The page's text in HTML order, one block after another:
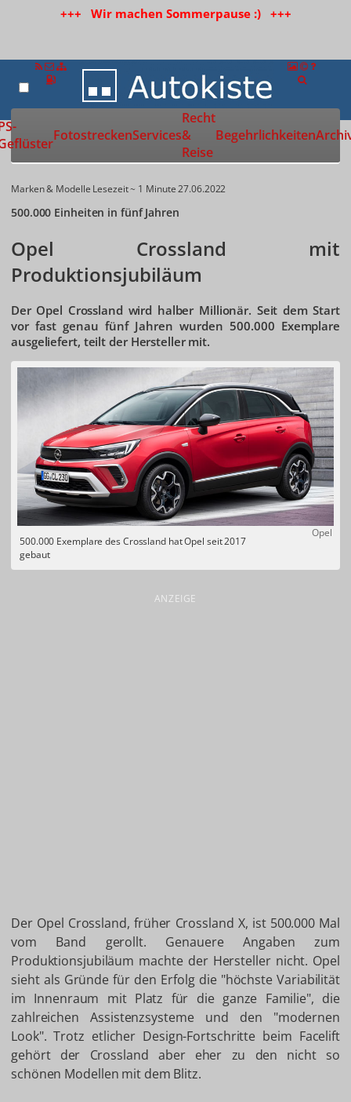
+++ Wir machen Sommerpause :) +++
Zur Startseite
FotostreckenServices
Recht
&
Reise
Begehrlichkeiten
Marken & Modelle Lesezeit ~ 1 Minute27.06.2022
500.000 Einheiten in fünf Jahren
Opel Crossland mit
Produktionsjubiläum
Der Opel Crossland wird halber Millionär. Seit dem Start
vor fast genau fünf Jahren wurden 500.000 Exemplare
ausgeliefert, teilt der Hersteller mit.
Opel
500.000 Exemplare des Crossland hat Opel seit 2017
gebaut
ANZEIGE
Der Opel Crossland, früher Crossland X, ist 500.000 Mal
vom Band gerollt. Genauere Angaben zum
Produktionsjubiläum machte der Hersteller nicht. Opel
sieht als Gründe für den Erfolg die "höchste Variabilität
im Innenraum mit Platz für die ganze Familie", die
zahlreichen Assistenzsysteme und den "modernen
Look". Trotz etlicher Design-Fortschritte beim Facelift
gehört der Crossland aber eher zu den nicht so
schönen Modellen mit dem Blitz.